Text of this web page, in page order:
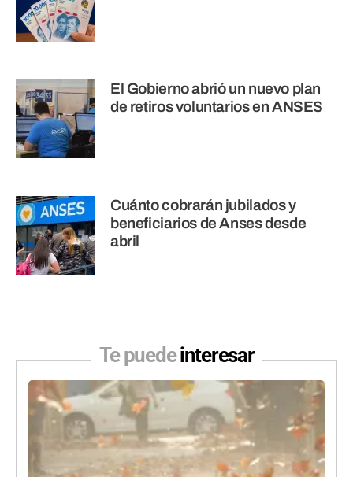
El Gobierno abrió un nuevo plan
de retiros voluntarios en ANSES
Cuánto cobrarán jubilados y
beneficiarios de Anses desde
abril
Te puedeinteresar